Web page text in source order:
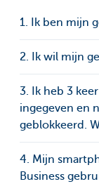
1. Ik ben mijn
2. Ik wil mijn
3. Ik heb 3
ingegeven en
geblokkeerd.
4. Mijn
Business